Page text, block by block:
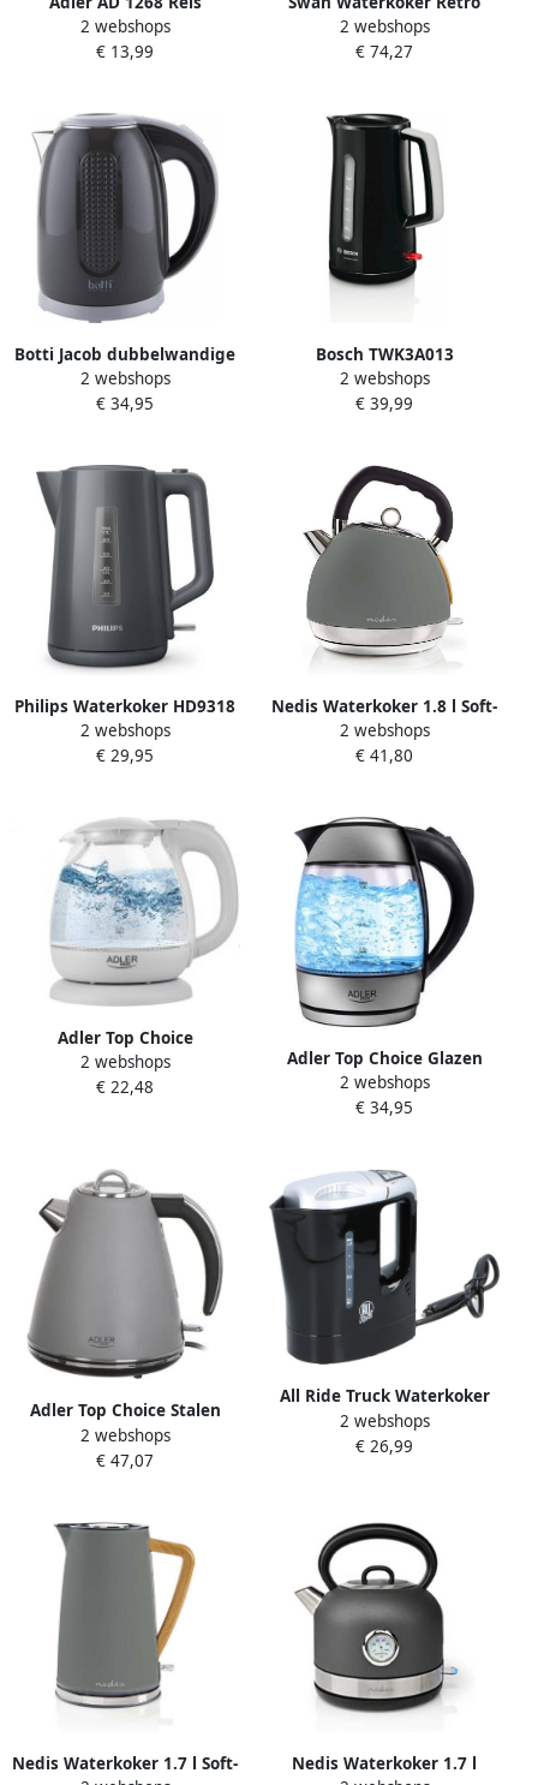
waterkoker 0.6 liter 600
Watt
2 webshops
€ 13,99
Grijs 1.5 L
2 webshops
€ 74,27
Botti Jacob dubbelwandige
waterkoker 1 7L 2200W
antraciet
2 webshops
€ 34,95
Bosch TWK3A013
CompactClass Waterkoker
Zwart
2 webshops
€ 39,99
Philips Waterkoker HD9318
10 | Waterkokers |
8720389005091
2 webshops
€ 29,95
Nedis Waterkoker 1.8 l Soft-
Touch Grijs 360 graden
draaibaar Verborgen
Droogkookbeveiliging
2 webshops
€ 41,80
Adler Top Choice
Waterkoker grijs 1100 watt
1 liter
2 webshops
€ 22,48
Adler Top Choice Glazen
waterkoker 2200 watt 1.8
liter droogkookbeveiliging
2 webshops
€ 34,95
Adler Top Choice Stalen
waterkoker 1.5 liter Strix
Grijs
2 webshops
€ 47,07
All Ride Truck Waterkoker
24 volt 0 8 Liter Soft Touch
2 webshops
€ 26,99
Nedis Waterkoker 1.7 l Soft-
Nedis Waterkoker 1.7 l